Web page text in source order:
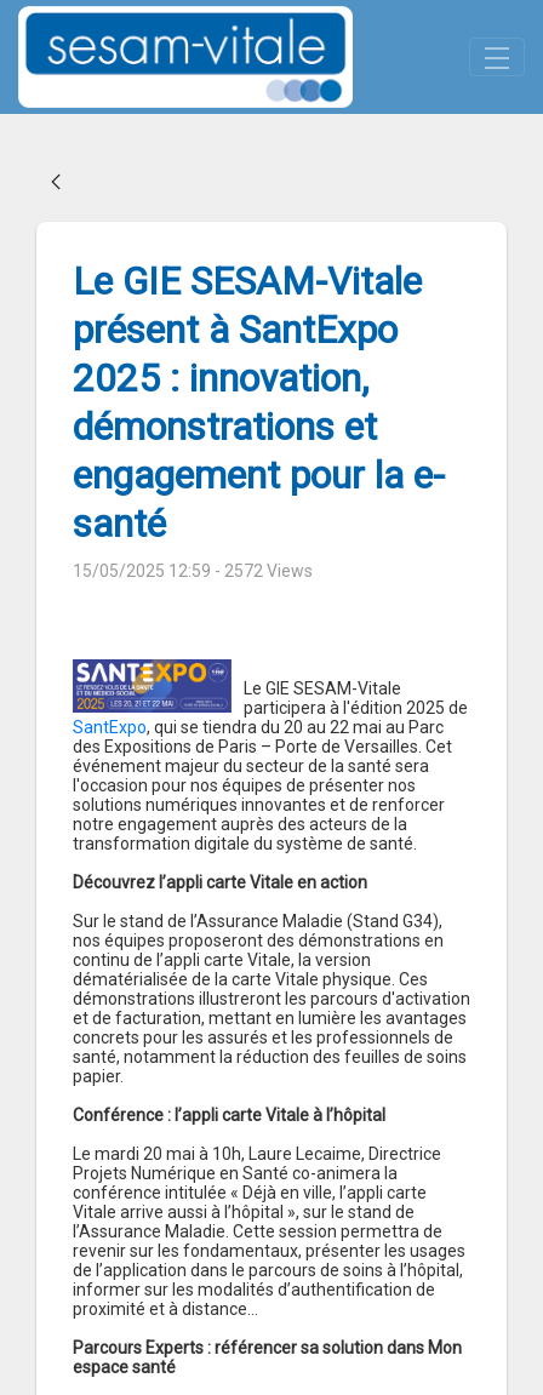
Skip to Main Content
Le GIE SESAM-Vitale
Le GIE SESAM-Vitale
présent à SantExpo
2025 : innovation,
démonstrations et
engagement pour la e-
santé
15/05/2025 12:59 - 2572 Views
Le GIE SESAM-Vitale
participera à l'édition 2025 de
SantExpo, qui se tiendra du 20 au 22 mai au Parc
des Expositions de Paris – Porte de Versailles. Cet
événement majeur du secteur de la santé sera
l'occasion pour nos équipes de présenter nos
solutions numériques innovantes et de renforcer
notre engagement auprès des acteurs de la
transformation digitale du système de santé.
Découvrez l’appli carte Vitale en action
Sur le stand de l’Assurance Maladie (Stand G34),
nos équipes proposeront des démonstrations en
continu de l’appli carte Vitale, la version
dématérialisée de la carte Vitale physique. Ces
démonstrations illustreront les parcours d'activation
et de facturation, mettant en lumière les avantages
concrets pour les assurés et les professionnels de
santé, notamment la réduction des feuilles de soins
papier.
Conférence : l’appli carte Vitale à l’hôpital
Le mardi 20 mai à 10h, Laure Lecaime, Directrice
Projets Numérique en Santé co-animera la
conférence intitulée « Déjà en ville, l’appli carte
Vitale arrive aussi à l’hôpital », sur le stand de
l’Assurance Maladie. Cette session permettra de
revenir sur les fondamentaux, présenter les usages
de l’application dans le parcours de soins à l’hôpital,
informer sur les modalités d’authentification de
proximité et à distance…
Parcours Experts : référencer sa solution dans Mon
espace santé
Panneau de gestion des cookies